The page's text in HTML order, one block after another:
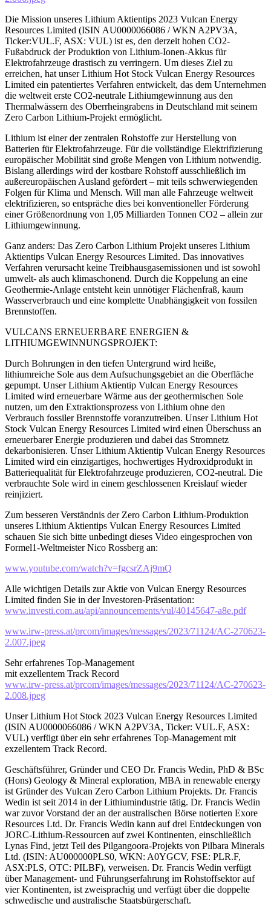
Die Mission unseres Lithium Aktientips 2023 Vulcan Energy
Resources Limited (ISIN AU0000066086 / WKN A2PV3A,
Ticker:VUL.F, ASX: VUL) ist es, den derzeit hohen CO2-
Fußabdruck der Produktion von Lithium-Ionen-Akkus für
Elektrofahrzeuge drastisch zu verringern. Um dieses Ziel zu
erreichen, hat unser Lithium Hot Stock Vulcan Energy Resources
Limited ein patentiertes Verfahren entwickelt, das dem Unternehmen
die weltweit erste CO2-neutrale Lithiumgewinnung aus den
Thermalwässern des Oberrheingrabens in Deutschland mit seinem
Zero Carbon Lithium-Projekt ermöglicht.
Lithium ist einer der zentralen Rohstoffe zur Herstellung von
Batterien für Elektrofahrzeuge. Für die vollständige Elektrifizierung
europäischer Mobilität sind große Mengen von Lithium notwendig.
Bislang allerdings wird der kostbare Rohstoff ausschließlich im
außereuropäischen Ausland gefördert – mit teils schwerwiegenden
Folgen für Klima und Mensch. Will man alle Fahrzeuge weltweit
elektrifizieren, so entspräche dies bei konventioneller Förderung
einer Größenordnung von 1,05 Milliarden Tonnen CO2 – allein zur
Lithiumgewinnung.
Ganz anders: Das Zero Carbon Lithium Projekt unseres Lithium
Aktientips Vulcan Energy Resources Limited. Das innovatives
Verfahren verursacht keine Treibhausgasemissionen und ist sowohl
umwelt- als auch klimaschonend. Durch die Koppelung an eine
Geothermie-Anlage entsteht kein unnötiger Flächenfraß, kaum
Wasserverbrauch und eine komplette Unabhängigkeit von fossilen
Brennstoffen.
VULCANS ERNEUERBARE ENERGIEN &
LITHIUMGEWINNUNGSPROJEKT:
Durch Bohrungen in den tiefen Untergrund wird heiße,
lithiumreiche Sole aus dem Aufsuchungsgebiet an die Oberfläche
gepumpt. Unser Lithium Aktientip Vulcan Energy Resources
Limited wird erneuerbare Wärme aus der geothermischen Sole
nutzen, um den Extraktionsprozess von Lithium ohne den
Verbrauch fossiler Brennstoffe voranzutreiben. Unser Lithium Hot
Stock Vulcan Energy Resources Limited wird einen Überschuss an
erneuerbarer Energie produzieren und dabei das Stromnetz
dekarbonisieren. Unser Lithium Aktientip Vulcan Energy Resources
Limited wird ein einzigartiges, hochwertiges Hydroxidprodukt in
Batteriequalität für Elektrofahrzeuge produzieren, CO2-neutral. Die
verbrauchte Sole wird in einem geschlossenen Kreislauf wieder
reinjiziert.
Zum besseren Verständnis der Zero Carbon Lithium-Produktion
unseres Lithium Aktientips Vulcan Energy Resources Limited
schauen Sie sich bitte unbedingt dieses Video eingesprochen von
Formel1-Weltmeister Nico Rossberg an:
www.youtube.com/watch?v=fgcsrZAj9mQ
Alle wichtigen Details zur Aktie von Vulcan Energy Resources
Limited finden Sie in der Investoren-Präsentation:
www.investi.com.au/api/announcements/vul/40145647-a8e.pdf
www.irw-press.at/prcom/images/messages/2023/71124/AC-270623-
2.007.jpeg
Sehr erfahrenes Top-Management
mit exzellentem Track Record
www.irw-press.at/prcom/images/messages/2023/71124/AC-270623-
2.008.jpeg
Unser Lithium Hot Stock 2023 Vulcan Energy Resources Limited
(ISIN AU0000066086 / WKN A2PV3A, Ticker: VUL.F, ASX:
VUL) verfügt über ein sehr erfahrenes Top-Management mit
exzellentem Track Record.
Geschäftsführer, Gründer und CEO Dr. Francis Wedin, PhD & BSc
(Hons) Geology & Mineral exploration, MBA in renewable energy
ist Gründer des Vulcan Zero Carbon Lithium Projekts. Dr. Francis
Wedin ist seit 2014 in der Lithiumindustrie tätig. Dr. Francis Wedin
war zuvor Vorstand der an der australischen Börse notierten Exore
Resources Ltd. Dr. Francis Wedin kann auf drei Entdeckungen von
JORC-Lithium-Ressourcen auf zwei Kontinenten, einschließlich
Lynas Find, jetzt Teil des Pilgangoora-Projekts von Pilbara Minerals
Ltd. (ISIN: AU000000PLS0, WKN: A0YGCV, FSE: PLR.F,
ASX:PLS, OTC: PILBF), verweisen. Dr. Francis Wedin verfügt
über Management- und Führungserfahrung im Rohstoffsektor auf
vier Kontinenten, ist zweisprachig und verfügt über die doppelte
schwedische und australische Staatsbürgerschaft.